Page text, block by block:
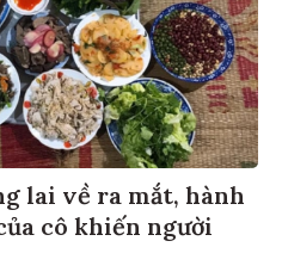
lai về ra mắt, hành
cô khiến người